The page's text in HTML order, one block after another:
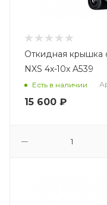
Откидная крышка
NXS 4x-10x A539
Есть в наличии
15 600 ₽